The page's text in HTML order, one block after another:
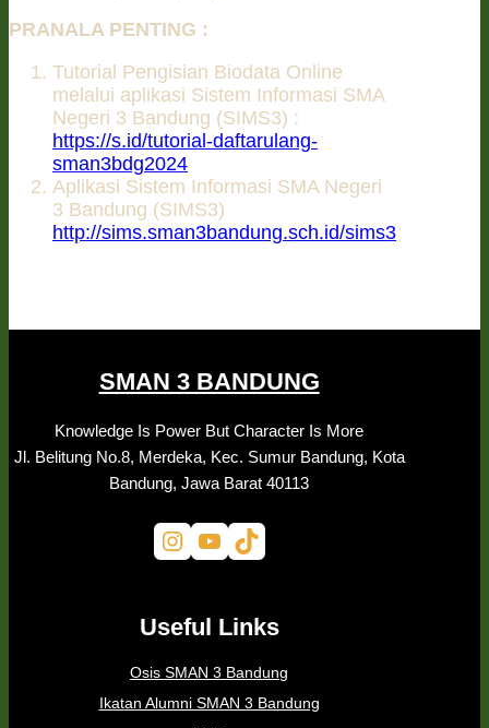
PRANALA PENTING :
Tutorial Pengisian Biodata Online
melalui aplikasi Sistem Informasi SMA
Negeri 3 Bandung (SIMS3) :
https://s.id/tutorial-daftarulang-
sman3bdg2024
Aplikasi Sistem Informasi SMA Negeri
3 Bandung (SIMS3)
http://sims.sman3bandung.sch.id/sims3
SMAN 3 BANDUNG
Knowledge Is Power But Character Is More
Jl. Belitung No.8, Merdeka, Kec. Sumur Bandung, Kota
Bandung, Jawa Barat 40113
Instagram YouTube TikTok
Useful Links
Osis SMAN 3 Bandung
Ikatan Alumni SMAN 3 Bandung